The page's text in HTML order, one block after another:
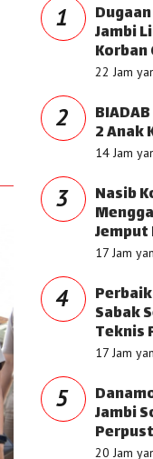
1
Jambi
Korban
22 Jam
2
2 Anak
14 Jam
3 Nasib
Jemput
17 Jam
4
Sabak
Teknis
17 Jam
5
Jambi
20 Jam